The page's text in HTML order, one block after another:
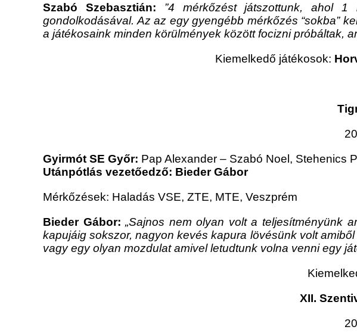
Szabó Szebasztián: ”4 mérkőzést játszottunk, ahol 1
gondolkodásával. Az az egy gyengébb mérkőzés “sokba”
a játékosaink minden körülmények között focizni próbáltak,
Kiemelkedő játékosok:
Gyirmót SE Győr: Pap Alexander – Szabó Noel, Stehenics
Utánpótlás vezetőedző: Bieder Gábor
Mérkőzések: Haladás VSE, ZTE, MTE, Veszprém
Bieder Gábor:„Sajnos nem olyan volt a teljesítményünk
kapujáig sokszor, nagyon kevés kapura lövésünk volt
vagy egy olyan mozdulat amivel letudtunk volna venni egy
XII.